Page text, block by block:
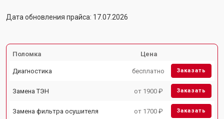
Дата обновления прайса: 17.07.2026
Поломка Цена
Диагностика бесплатно Заказать
Замена ТЭН от 1900 ₽ Заказать
Замена фильтра осушителя от 1700 ₽ Заказать